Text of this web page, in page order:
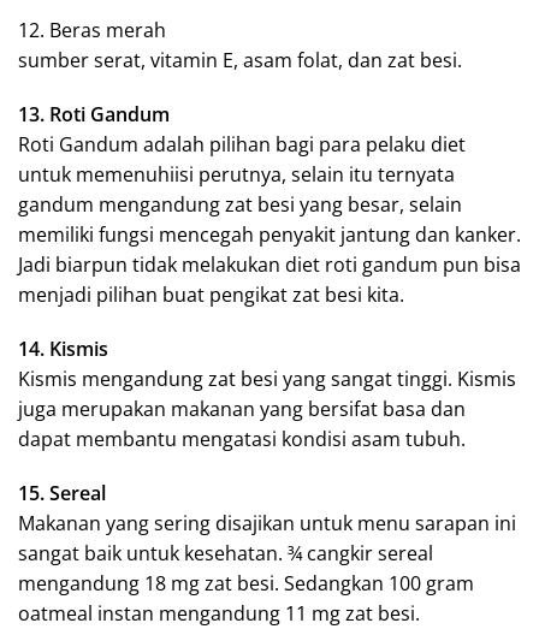
12. Beras merah
sumber serat, vitamin E, asam folat, dan zat besi.
13. Roti Gandum
Roti Gandum adalah pilihan bagi para pelaku diet
untuk memenuhiisi perutnya, selain itu ternyata
gandum mengandung zat besi yang besar, selain
memiliki fungsi mencegah penyakit jantung dan kanker.
Jadi biarpun tidak melakukan diet roti gandum pun bisa
menjadi pilihan buat pengikat zat besi kita.
14. Kismis
Kismis mengandung zat besi yang sangat tinggi. Kismis
juga merupakan makanan yang bersifat basa dan
dapat membantu mengatasi kondisi asam tubuh.
15. Sereal
Makanan yang sering disajikan untuk menu sarapan ini
sangat baik untuk kesehatan. ¾ cangkir sereal
mengandung 18 mg zat besi. Sedangkan 100 gram
oatmeal instan mengandung 11 mg zat besi.